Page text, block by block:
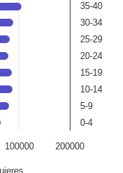
0-4
5-9
10-14
15-19
20-24
25-29
30-34
35-40
100000 200000